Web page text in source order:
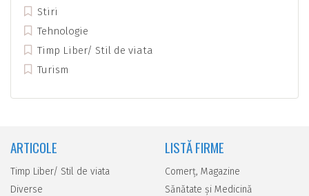
Stiri
Tehnologie
Timp Liber/ Stil de viata
Turism
ARTICOLE
Timp Liber/ Stil de viata
Diverse
LISTĂ FIRME
Comerţ, Magazine
Sănătate şi Medicină